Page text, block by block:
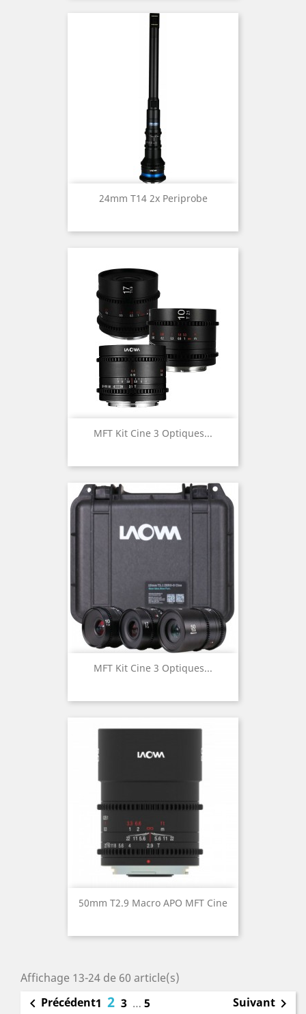
24mm T14 2x Periprobe
MFT Kit Cine 3 Optiques...
MFT Kit Cine 3 Optiques...
50mm T2.9 Macro APO MFT Cine
Affichage 13-24 de 60 article(s)
 Précédent1 2 3 … 5 Suivant 